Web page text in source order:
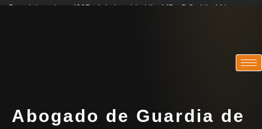
Practicing since 1997 · Admitted in VA · MD · DC · NJ · NY
Abogado de Guardia de